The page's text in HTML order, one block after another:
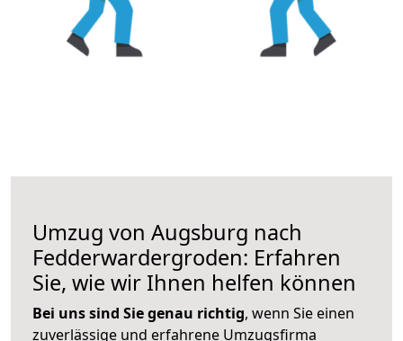
Umzug von Augsburg nach
Fedderwardergroden: Erfahren
Sie, wie wir Ihnen helfen können
Bei uns sind Sie genau richtig, wenn Sie einen
zuverlässige und erfahrene Umzugsfirma